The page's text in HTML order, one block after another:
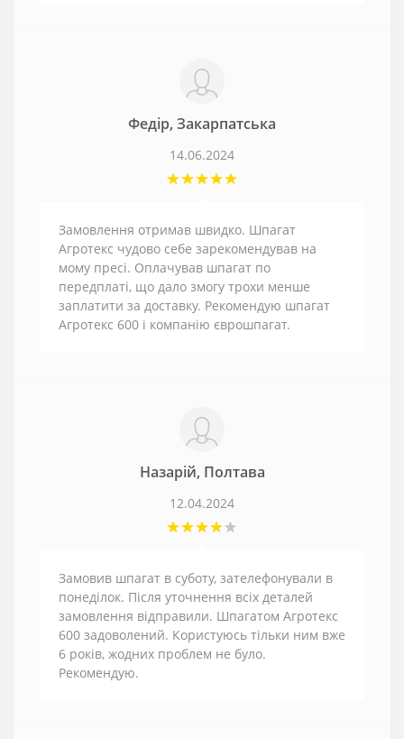
Федір, Закарпатська
14.06.2024
Замовлення отримав швидко. Шпагат
Агротекс чудово себе зарекомендував на
мому пресі. Оплачував шпагат по
передплаті, що дало змогу трохи менше
заплатити за доставку. Рекомендую шпагат
Агротекс 600 і компанію єврошпагат.
Назарій, Полтава
12.04.2024
Замовив шпагат в суботу, зателефонували в
понеділок. Після уточнення всіх деталей
замовлення відправили. Шпагатом Агротекс
600 задоволений. Користуюсь тільки ним вже
6 років, жодних проблем не було.
Рекомендую.